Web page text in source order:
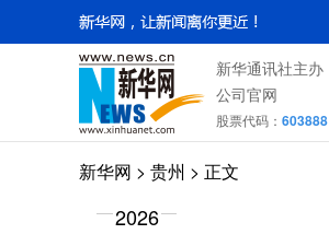
新华通讯社主办
公司官网
股票代码： 603888
新华网 > 贵州 > 正文
2026